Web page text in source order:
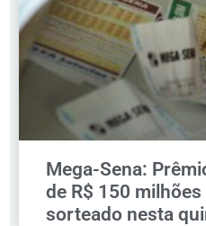
Mega-Sena:
de R$ 150 milhões
sorteado nesta